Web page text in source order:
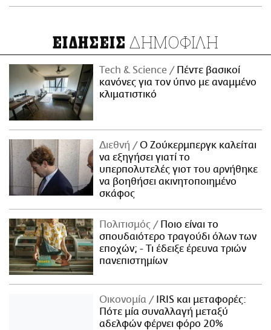
ΕΙΔΗΣΕΙΣ ΔΗΜΟΦΙΛΗ
Τech & Science
Πέντε βασικοί
κανόνες για τον ύπνο με αναμμένο
κλιματιστικό
Διεθνή
Ο Ζούκερμπεργκ καλείται
να εξηγήσει γιατί το
υπερπολυτελές γιοτ του αρνήθηκε
να βοηθήσει ακινητοποιημένο
σκάφος
Πολιτισμός
Ποιο είναι το
σπουδαιότερο τραγούδι όλων των
εποχών; - Τι έδειξε έρευνα τριών
πανεπιστημίων
Οικονομία
IRIS και μεταφορές:
Πότε μία συναλλαγή μεταξύ
αδελφών φέρνει φόρο 20%